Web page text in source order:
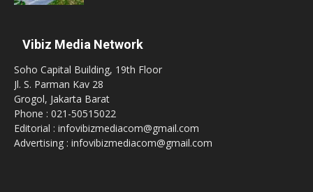
Vibiz Media Network
Soho Capital Building, 19th Floor
Jl. S. Parman Kav 28
Grogol, Jakarta Barat
Phone : 021-50515022
Editorial : infovibizmediacom@gmail.com
Advertising : infovibizmediacom@gmail.com